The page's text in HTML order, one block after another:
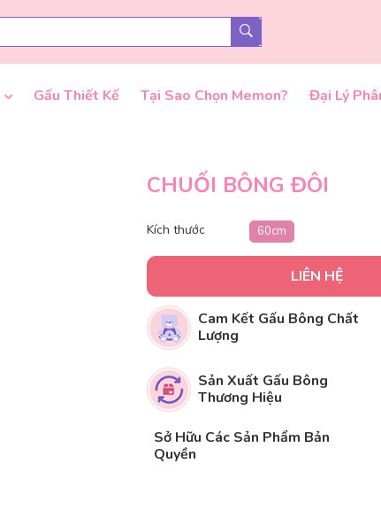
Gấu Thiết Kế Tại Sao Chọn Memon? Đại Lý
CHUỐI BÔNG ĐÔI
Kích thước 60cm
LIÊN HỆ
Cam Kết Gấu Bông Chất
Lượng
Sản Xuất Gấu Bông
Thương Hiệu
Sở Hữu Các Sản Phẩm Bản
Quyền